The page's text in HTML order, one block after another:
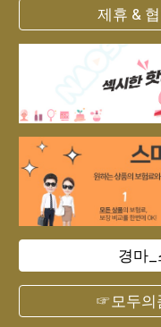
제휴 &
경마_
☞모두의